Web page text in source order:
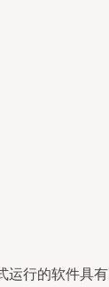
运行的软件具